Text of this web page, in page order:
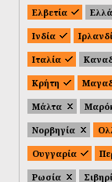
Ελβετία
Ινδία
Ιταλία
Κρήτη
Μάλτα
Νορβηγία
Ουγγαρία
Ρωσία